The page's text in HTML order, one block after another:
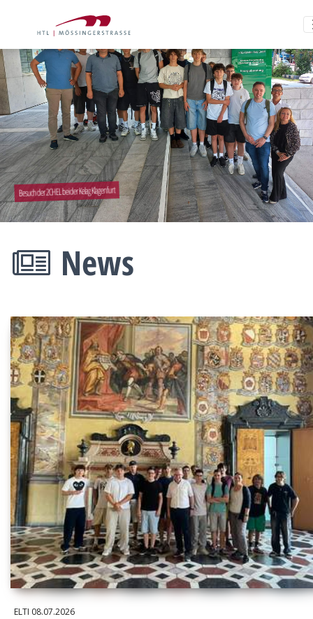
Besuch der 2CHEL bei der Kelag Klagenfurt
News
ELTI 08.07.2026